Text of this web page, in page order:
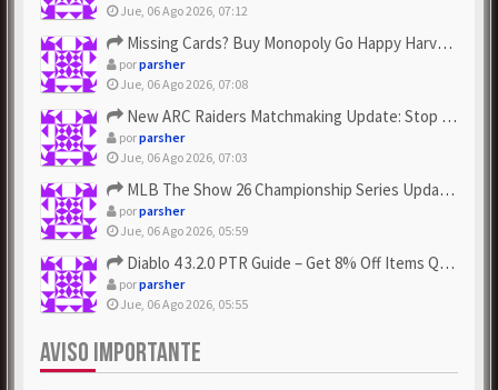
Jue, 06 Ago 2026, 07:12
Missing Cards? Buy Monopoly Go Happy Harvest with Looney Tun...
porparsher
Jue, 06 Ago 2026, 07:08
New ARC Raiders Matchmaking Update: Stop Failed - Grab Bluep...
porparsher
Jue, 06 Ago 2026, 07:03
MLB The Show 26 Championship Series Update! Get Cheap & ...
porparsher
Jue, 06 Ago 2026, 05:59
Diablo 4 3.2.0 PTR Guide – Get 8% Off Items Quickly to Test ...
porparsher
Jue, 06 Ago 2026, 05:55
AVISO IMPORTANTE